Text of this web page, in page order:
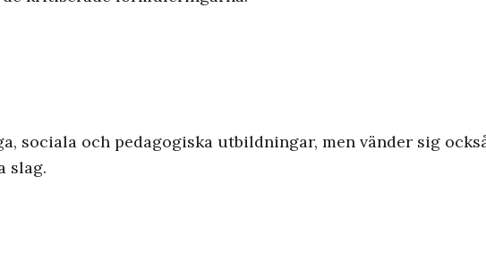
sociala och pedagogiska utbildningar, men vänder sig
slag.